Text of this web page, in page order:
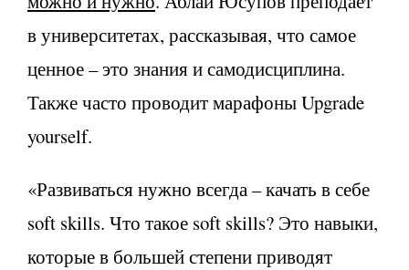
в университетах, рассказывая, что самое
ценное – это знания и самодисциплина.
Также часто проводит марафоны Upgrade
yourself.
«Развиваться нужно всегда – качать в себе
soft skills. Что такое soft skills? Это навыки,
которые в большей степени приводят